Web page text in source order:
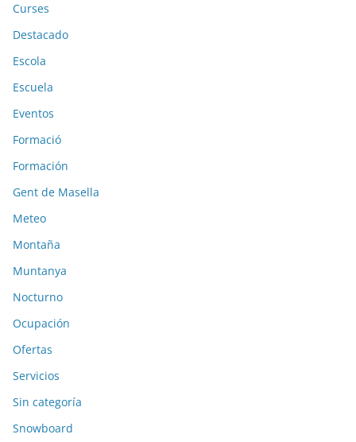
Curses
Destacado
Escola
Escuela
Eventos
Formació
Formación
Gent de Masella
Meteo
Montaña
Muntanya
Nocturno
Ocupación
Ofertas
Servicios
Sin categoría
Snowboard